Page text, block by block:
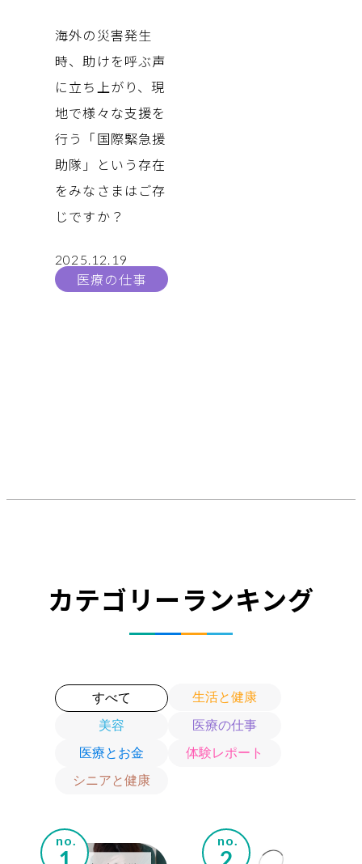
海外の災害発生
時、助けを呼ぶ声
に立ち上がり、現
地で様々な支援を
行う「国際緊急援
助隊」という存在
をみなさまはご存
じですか？
2025.12.19
医療の仕事
カテゴリーランキング
すべて 生活と健康
美容
医療の仕事
医療とお金
体験レポート
シニアと健康
no. no.